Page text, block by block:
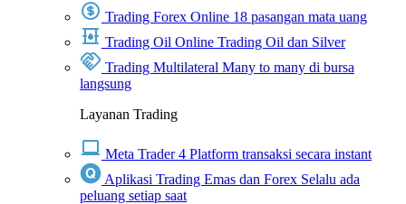
Trading Forex Online 18 pasangan mata uang
Trading Oil Online Trading Oil dan Silver
Trading Multilateral Many to many di bursa
langsung
Layanan Trading
Meta Trader 4 Platform transaksi secara instant
Aplikasi Trading Emas dan Forex Selalu ada
peluang setiap saat